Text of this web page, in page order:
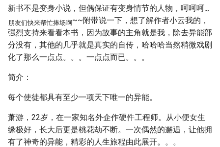
新书不是变身小说，但偶保证有变身情节的人物，呵呵呵~
朋友们快来帮忙捧场啊~~附带说一下，想了解作者小云我的，
强烈支持来看看本书，因为故事的主角就是我，除去异能部
分没有，其他的几乎就是真实的自传，哈哈哈当然稍微戏剧
化了那么一点点。。。一点点而已。。。
简介：
每个使徒都具有至少一项天下唯一的异能。
萧游，22岁，在一家知名外企作硬件工程师。从小便女生
缘极好，长大后更是桃花劫不断。一次偶然的邂逅，让他拥
有了神奇的异能，精彩的人生旅程由此展开。。。